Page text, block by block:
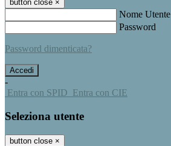
button close ×
Nome Utente
Password
Password dimenticata?
-
Entra con SPID Entra con CIE
Seleziona utente
button close ×